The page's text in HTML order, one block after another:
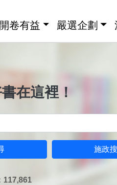
卷有益 嚴選企劃
在這裡！
施政
117,861